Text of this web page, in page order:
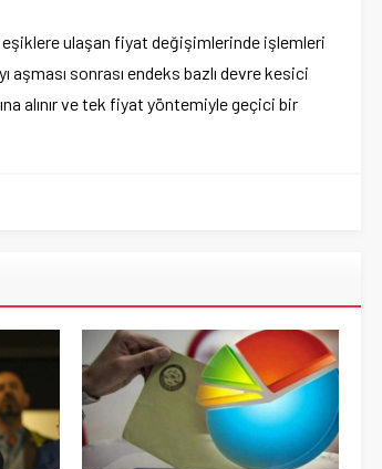
ulaşan fiyat değişimlerinde işlemleri
aşması sonrası endeks bazlı devre kesici
alınır ve tek fiyat yöntemiyle geçici bir